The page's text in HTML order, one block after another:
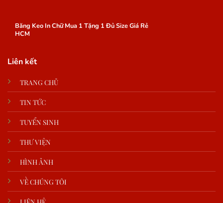
Băng Keo In Chữ Mua 1 Tặng 1 Đủ Size Giá Rẻ
HCM
Liên kết
TRANG CHỦ
TIN TỨC
TUYỂN SINH
THƯ VIỆN
HÌNH ẢNH
VỀ CHÚNG TÔI